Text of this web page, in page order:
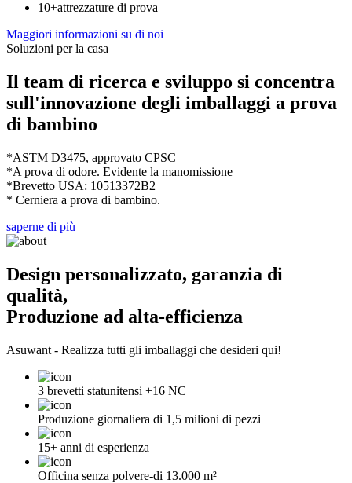
10+attrezzature di prova
Maggiori informazioni su di noi
Soluzioni per la casa
Il team di ricerca e sviluppo si concentra
sull'innovazione degli imballaggi a prova
di bambino
*ASTM D3475, approvato CPSC
*A prova di odore. Evidente la manomissione
*Brevetto USA: 10513372B2
* Cerniera a prova di bambino.
saperne di più
Design personalizzato, garanzia di
qualità,
Produzione ad alta-efficienza
Asuwant - Realizza tutti gli imballaggi che desideri qui!
3 brevetti statunitensi +16 NC
Produzione giornaliera di 1,5 milioni di pezzi
15+ anni di esperienza
Officina senza polvere-di 13.000 m²